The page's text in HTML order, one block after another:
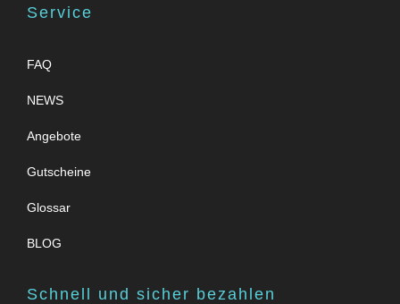
Service
FAQ
NEWS
Angebote
Gutscheine
Glossar
BLOG
Schnell und sicher bezahlen